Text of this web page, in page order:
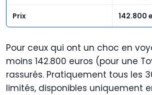
Prix 142.800
Pour ceux qui ont un choc en
moins 142.800 euros (pour une
rassurés. Pratiquement tous les
limités, disponibles uniquement